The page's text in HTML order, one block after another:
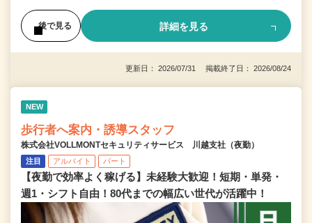
後で見る 詳細を見る
更新日： 2026/07/31 掲載終了日： 2026/08/24
NEW
歩行者へ案内・誘導スタッフ
株式会社VOLLMONTセキュリティサービス 川越支社（夜勤）
注目 アルバイト パート
【夜勤で効率よく稼げる】未経験大歓迎！短期・単発・
週1・シフト自由！80代までの幅広い世代が活躍中！